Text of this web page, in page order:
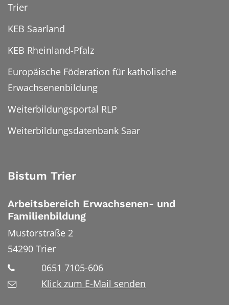
Trier
KEB Saarland
KEB Rheinland-Pfalz
Europäische Föderation für katholische
Erwachsenenbildung
Weiterbildungsportal RLP
Weiterbildungsdatenbank Saar
Bistum Trier
Arbeitsbereich Erwachsenen- und
Familienbildung
Mustorstraße 2
54290 Trier
0651 7105-606
Klick zum E-Mail senden